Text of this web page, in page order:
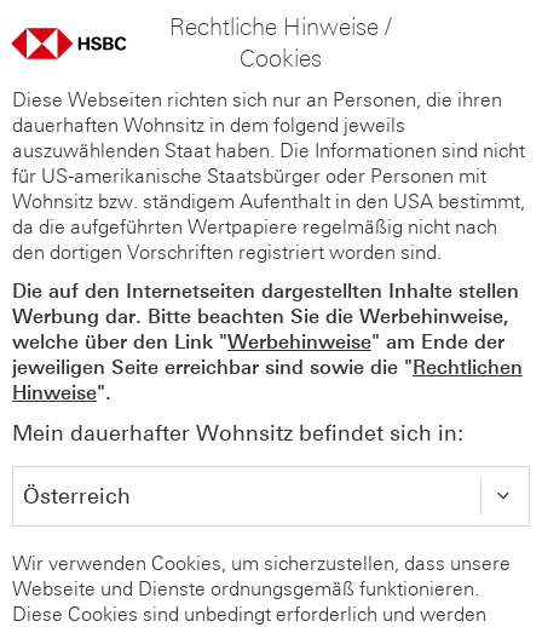
Rechtliche Hinweise /
Cookies
Diese Webseiten richten sich nur an Personen, die ihren
dauerhaften Wohnsitz in dem folgend jeweils
auszuwählenden Staat haben. Die Informationen sind nicht
für US-amerikanische Staatsbürger oder Personen mit
Wohnsitz bzw. ständigem Aufenthalt in den USA bestimmt,
da die aufgeführten Wertpapiere regelmäßig nicht nach
den dortigen Vorschriften registriert worden sind.
Die auf den Internetseiten dargestellten Inhalte stellen
Werbung dar. Bitte beachten Sie die Werbehinweise,
welche über den Link "Werbehinweise" am Ende der
jeweiligen Seite erreichbar sind sowie die "Rechtlichen
Hinweise".
Mein dauerhafter Wohnsitz befindet sich in:
Wir verwenden Cookies, um sicherzustellen, dass unsere
Webseite und Dienste ordnungsgemäß funktionieren.
Diese Cookies sind unbedingt erforderlich und werden